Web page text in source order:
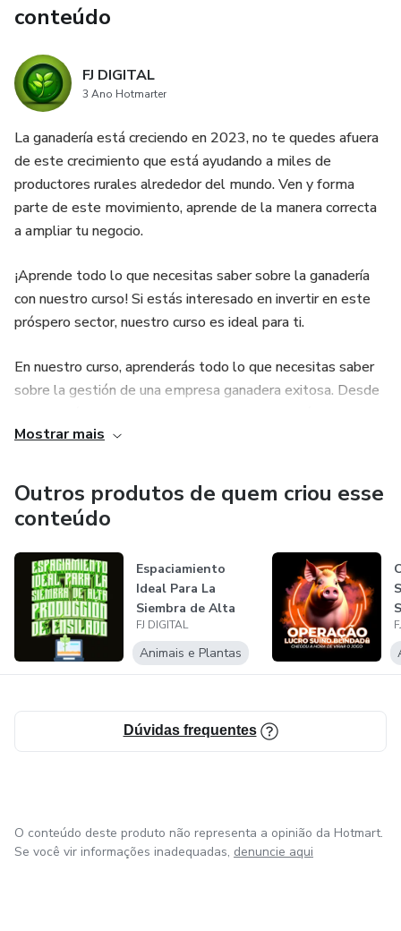
conteúdo
FJ DIGITAL
3 Ano Hotmarter
La ganadería está creciendo en 2023, no te quedes afuera
de este crecimiento que está ayudando a miles de
productores rurales alrededor del mundo. Ven y forma
parte de este movimiento, aprende de la manera correcta
a ampliar tu negocio.
¡Aprende todo lo que necesitas saber sobre la ganadería
con nuestro curso! Si estás interesado en invertir en este
próspero sector, nuestro curso es ideal para ti.
En nuestro curso, aprenderás todo lo que necesitas saber
sobre la gestión de una empresa ganadera exitosa. Desde
productos finales, te enseñaremos todo lo que necesitas
Con nuestro curso, aprenderás las mejores prácticas para la
cría, alimentación y cuidado de tus animales, lo que te
permitirá aumentar tu producción y mejorar la calidad de
tus productos.
Mostrar mais
Outros produtos de quem criou esse
conteúdo
Espaciamiento
Ideal Para La
Siembra de Alta
Producción de En...
FJ DIGITAL
Animais e Plantas
Dúvidas frequentes
O conteúdo deste produto não representa a opinião da Hotmart.
Se você vir informações inadequadas, denuncie aqui